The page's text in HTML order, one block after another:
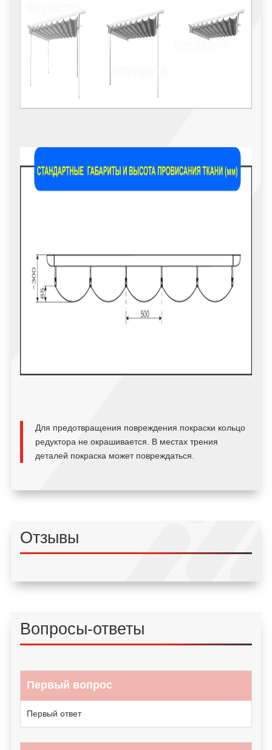
Для предотвращения повреждения покраски кольцо
редуктора не окрашивается. В местах трения
деталей покраска может повреждаться.
Отзывы
Вопросы-ответы
Первый вопрос
Первый ответ